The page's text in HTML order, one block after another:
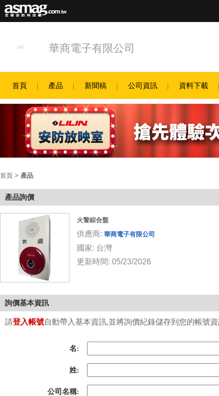
華商電子有限公司
首頁 產品 新聞稿 公司資訊 資料下載
首頁 > 產品
產品詢價
火警綜合盤
供應商: 華商電子有限公司
國家: 台灣
更新時間: 05/23/2026
詢價基本資訊
請登入帳號自動帶入基本資訊,並將詢價紀錄儲存到您的帳號
名:
姓:
公司名稱: